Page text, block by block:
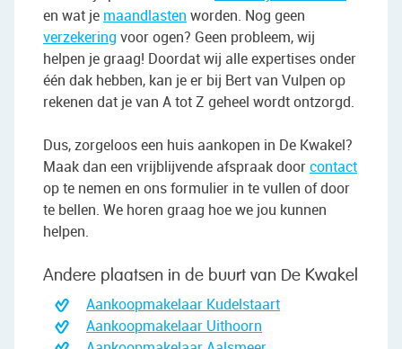
en wat je maandlasten worden. Nog geen
verzekering voor ogen? Geen probleem, wij
helpen je graag! Doordat wij alle expertises onder
één dak hebben, kan je er bij Bert van Vulpen op
rekenen dat je van A tot Z geheel wordt ontzorgd.
Dus, zorgeloos een huis aankopen in De Kwakel?
Maak dan een vrijblijvende afspraak doorcontact
op te nemen en ons formulier in te vullen of door
te bellen. We horen graag hoe we jou kunnen
helpen.
Andere plaatsen in de buurt van De Kwakel
Aankoopmakelaar Kudelstaart
Aankoopmakelaar Uithoorn